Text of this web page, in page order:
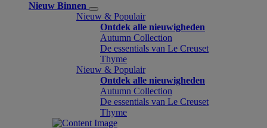
Nieuw Binnen
Nieuw & Populair
Ontdek alle nieuwigheden
Autumn Collection
De essentials van Le Creuset
Thyme
Nieuw & Populair
Ontdek alle nieuwigheden
Autumn Collection
De essentials van Le Creuset
Thyme